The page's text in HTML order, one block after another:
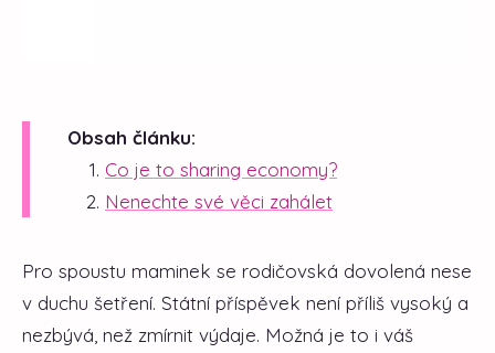
Obsah článku:
Co je to sharing economy?
Nenechte své věci zahálet
Pro spoustu maminek se rodičovská dovolená nese
v duchu šetření. Státní příspěvek není příliš vysoký a
nezbývá, než zmírnit výdaje. Možná je to i váš